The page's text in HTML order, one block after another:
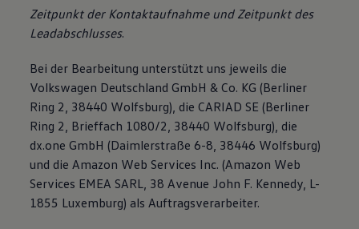
Zeitpunkt der Kontaktaufnahme und Zeitpunkt des
Leadabschlusses.
Bei der Bearbeitung unterstützt uns jeweils die
Volkswagen Deutschland GmbH & Co. KG (Berliner
Ring 2, 38440 Wolfsburg), die CARIAD SE (Berliner
Ring 2, Brieffach 1080/2, 38440 Wolfsburg), die
dx.one GmbH (Daimlerstraße 6-8, 38446 Wolfsburg)
und die Amazon Web Services Inc. (Amazon Web
Services EMEA SARL, 38 Avenue John F. Kennedy, L-
1855 Luxemburg) als Auftragsverarbeiter.